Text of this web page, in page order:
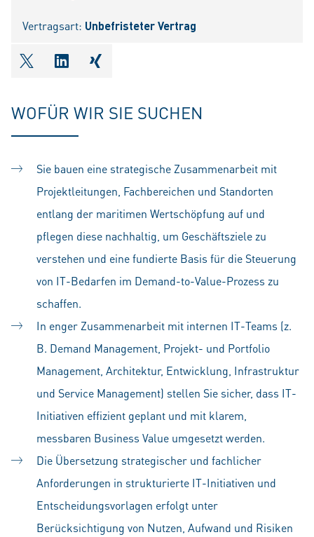
Vertragsart: Unbefristeter Vertrag
shareOntwitter
shareOnlinkedIn
shareOnxing
WOFÜR WIR SIE SUCHEN
Sie bauen eine strategische Zusammenarbeit mit
Projektleitungen, Fachbereichen und Standorten
entlang der maritimen Wertschöpfung auf und
pflegen diese nachhaltig, um Geschäftsziele zu
verstehen und eine fundierte Basis für die Steuerung
von IT-Bedarfen im Demand-to-Value-Prozess zu
schaffen.
In enger Zusammenarbeit mit internen IT-Teams (z.
B. Demand Management, Projekt- und Portfolio
Management, Architektur, Entwicklung, Infrastruktur
und Service Management) stellen Sie sicher, dass IT-
Initiativen effizient geplant und mit klarem,
messbaren Business Value umgesetzt werden.
Die Übersetzung strategischer und fachlicher
Anforderungen in strukturierte IT-Initiativen und
Entscheidungsvorlagen erfolgt unter
Berücksichtigung von Nutzen, Aufwand und Risiken